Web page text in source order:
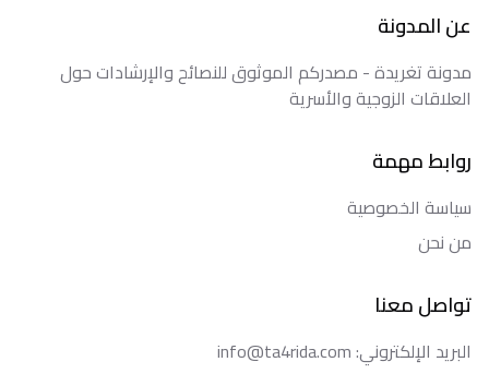
عن المدونة
مدونة تغريدة - مصدركم الموثوق للنصائح والإرشادات حول
العلاقات الزوجية والأسرية
روابط مهمة
سياسة الخصوصية
من نحن
تواصل معنا
البريد الإلكتروني: info@ta4rida.com